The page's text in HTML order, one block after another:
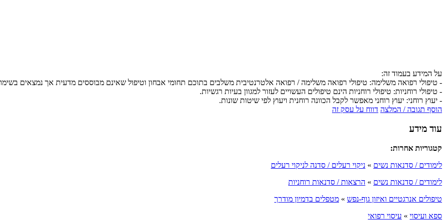
על המידע בעמוד זה:
- טיפולי רפואה משלימה: טיפולי רפואה משלימה / רפואה אלטרנטיבית משלבים בתוכם תחומי אבחון וטיפול שאינם מבוססים מדעית אך נמצאים
- טיפולי רוחניות: טיפולי רוחניות הינם טיפולים העשויים לעזור למגוון בעיות רגשיות.
- יעוץ רוחני: יעוץ רוחני מאפשר לקבל הכוונה רוחנית ויעוץ לפי שיטות שונות.
הוסף תגובה / המלצה דווח על עסק זה
עוד מידע
קטגוריות אחרות:
לימודים / סדנאות נשים » ניקוי רעלים / סדנה לניקוי רעלים
לימודים / סדנאות נשים » הרצאות / סדנאות רוחניות
טיפולים אנרגטיים ואיזון גוף-נפש » מטפלים בדמיון מודרך
ספא ועיסוי » עיסוי רפואי